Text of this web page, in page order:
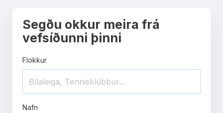
Segðu okkur meira frá
vefsíðunni þinni
Flokkur
Nafn